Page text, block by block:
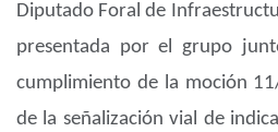
Diputado Foral de
presentada por el grupo
cumplimiento de la moción
de la señalización vial de